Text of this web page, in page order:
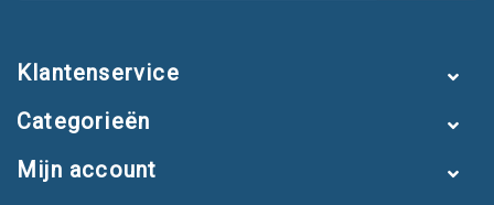
Klantenservice
Categorieën
Mijn account